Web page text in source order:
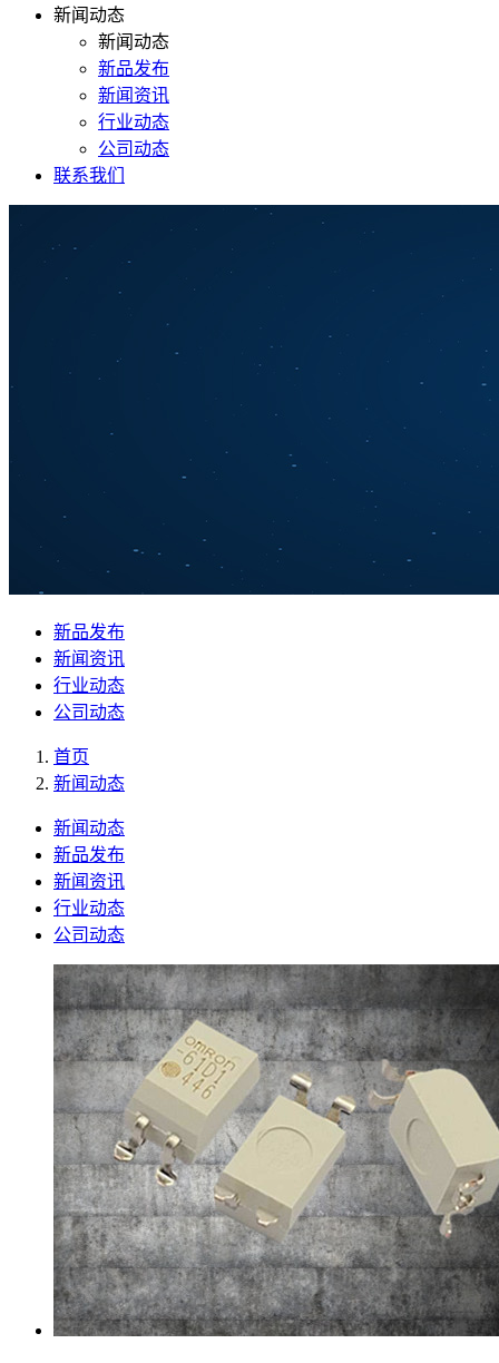
新闻动态
新闻动态
新品发布
新闻资讯
行业动态
公司动态
联系我们
新品发布
新闻资讯
行业动态
公司动态
首页
新闻动态
新闻动态
新品发布
新闻资讯
行业动态
公司动态